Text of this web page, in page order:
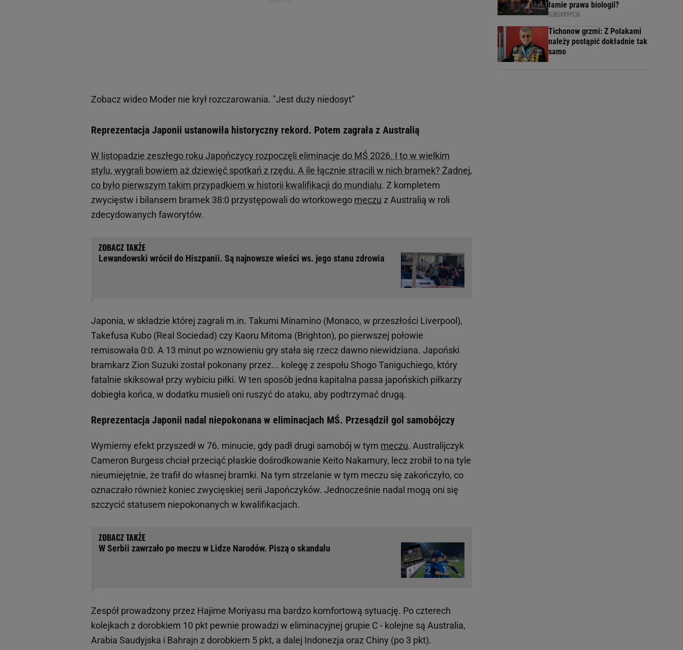
Zobacz wideo Moder nie krył rozczarowania. "Jest duży niedosyt"
Reprezentacja Japonii ustanowiła historyczny rekord. Potem zagrała z Australią
W listopadzie zeszłego roku Japończycy rozpoczęli eliminacje do MŚ 2026. I to w wielkim
stylu, wygrali bowiem aż dziewięć spotkań z rzędu. A ile łącznie stracili w nich bramek? Żadnej,
co było pierwszym takim przypadkiem w historii kwalifikacji do mundialu. Z kompletem
zwycięstw i bilansem bramek 38:0 przystępowali do wtorkowego meczu z Australią w roli
zdecydowanych faworytów.
Lewandowski wrócił do Hiszpanii. Są najnowsze wieści ws. jego stanu zdrowia
Japonia, w składzie której zagrali m.in. Takumi Minamino (Monaco, w przeszłości Liverpool),
Takefusa Kubo (Real Sociedad) czy Kaoru Mitoma (Brighton), po pierwszej połowie
remisowała 0:0. A 13 minut po wznowieniu gry stała się rzecz dawno niewidziana. Japoński
bramkarz Zion Suzuki został pokonany przez... kolegę z zespołu Shogo Taniguchiego, który
fatalnie skiksował przy wybiciu piłki. W ten sposób jedna kapitalna passa japońskich piłkarzy
dobiegła końca, w dodatku musieli oni ruszyć do ataku, aby podtrzymać drugą.
Reprezentacja Japonii nadal niepokonana w eliminacjach MŚ. Przesądził gol samobójczy
Wymierny efekt przyszedł w 76. minucie, gdy padł drugi samobój w tym meczu. Australijczyk
Cameron Burgess chciał przeciąć płaskie dośrodkowanie Keito Nakamury, lecz zrobił to na tyle
nieumiejętnie, że trafił do własnej bramki. Na tym strzelanie w tym meczu się zakończyło, co
oznaczało również koniec zwycięskiej serii Japończyków. Jednocześnie nadal mogą oni się
szczycić statusem niepokonanych w kwalifikacjach.
W Serbii zawrzało po meczu w Lidze Narodów. Piszą o skandalu
Zespół prowadzony przez Hajime Moriyasu ma bardzo komfortową sytuację. Po czterech
kolejkach z dorobkiem 10 pkt pewnie prowadzi w eliminacyjnej grupie C - kolejne są Australia,
Arabia Saudyjska i Bahrajn z dorobkiem 5 pkt, a dalej Indonezja oraz Chiny (po 3 pkt).
łamie prawa biologii?
SUBSKRYPCJA
Tichonow grzmi: Z Polakami
należy postąpić dokładnie tak
samo